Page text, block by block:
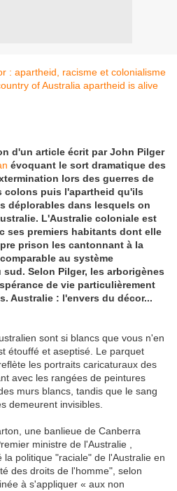
of Australia apartheid is alive
d'un article écrit par John Pilger
évoquant le sort dramatique des
lors des guerres de
colons puis l'apartheid qu'ils
déplorables dans lesquels on
L'Australie coloniale est
ses premiers habitants dont elle
prison les cantonnant à la
au système
Selon Pilger, les arborigènes
de vie particulièrement
Australie : l'envers du décor...
sont si blancs que vous n'en
étouffé et aseptisé. Le parquet
les portraits caricaturaux des
avec les rangées de peintures
murs blancs, tandis que le sang
demeurent invisibles.
une banlieue de Canberra
ministre de l'Australie ,
politique "raciale" de l'Australie en
des droits de l'homme", selon
à s'appliquer « aux non